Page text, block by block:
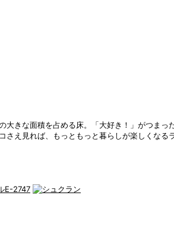
大きな面積を占める床。「大好き！」がつま
さえ見れば、もっともっと暮らしが楽しくな